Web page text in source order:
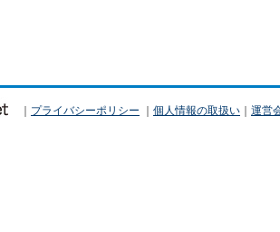
｜ プライバシーポリシー ｜ 個人情報の取扱い ｜ 運営